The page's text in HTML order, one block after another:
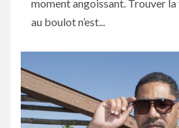
moment angoissant. Trouver
au boulot n’est...